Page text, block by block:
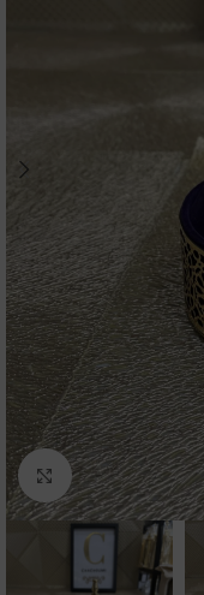
Click to enlarge